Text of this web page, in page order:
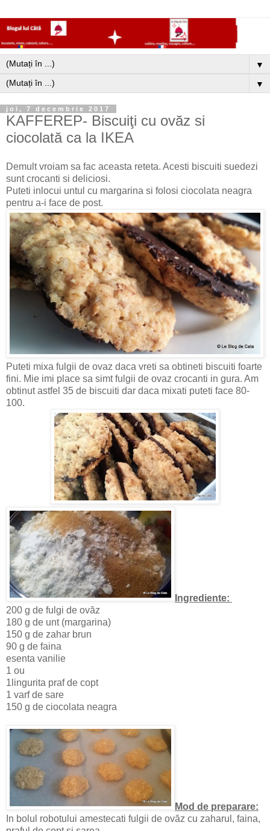
▼
▼
joi, 7 decembrie 2017
KAFFEREP- Biscuiţi cu ovăz si
ciocolată ca la IKEA
Demult vroiam sa fac aceasta reteta. Acesti biscuiti suedezi
sunt crocanti si deliciosi.
Puteti inlocui untul cu margarina si folosi ciocolata neagra
pentru a-i face de post.
Puteti mixa fulgii de ovaz daca vreti sa obtineti biscuiti foarte
fini. Mie imi place sa simt fulgii de ovaz crocanti in gura. Am
obtinut astfel 35 de biscuiti dar daca mixati puteti face 80-
100.
Ingrediente:
200 g de fulgi de ovăz
180 g de unt (margarina)
150 g de zahar brun
90 g de faina
esenta vanilie
1 ou
1lingurita praf de copt
1 varf de sare
150 g de ciocolata neagra
Mod de preparare:
In bolul robotului amestecati fulgii de ovăz cu zaharul, faina,